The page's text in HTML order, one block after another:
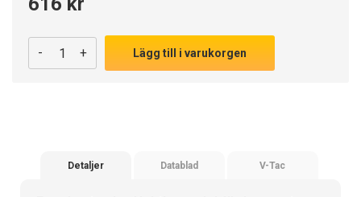
- + Lägg till i varukorgen
Detaljer Datablad V-Tac